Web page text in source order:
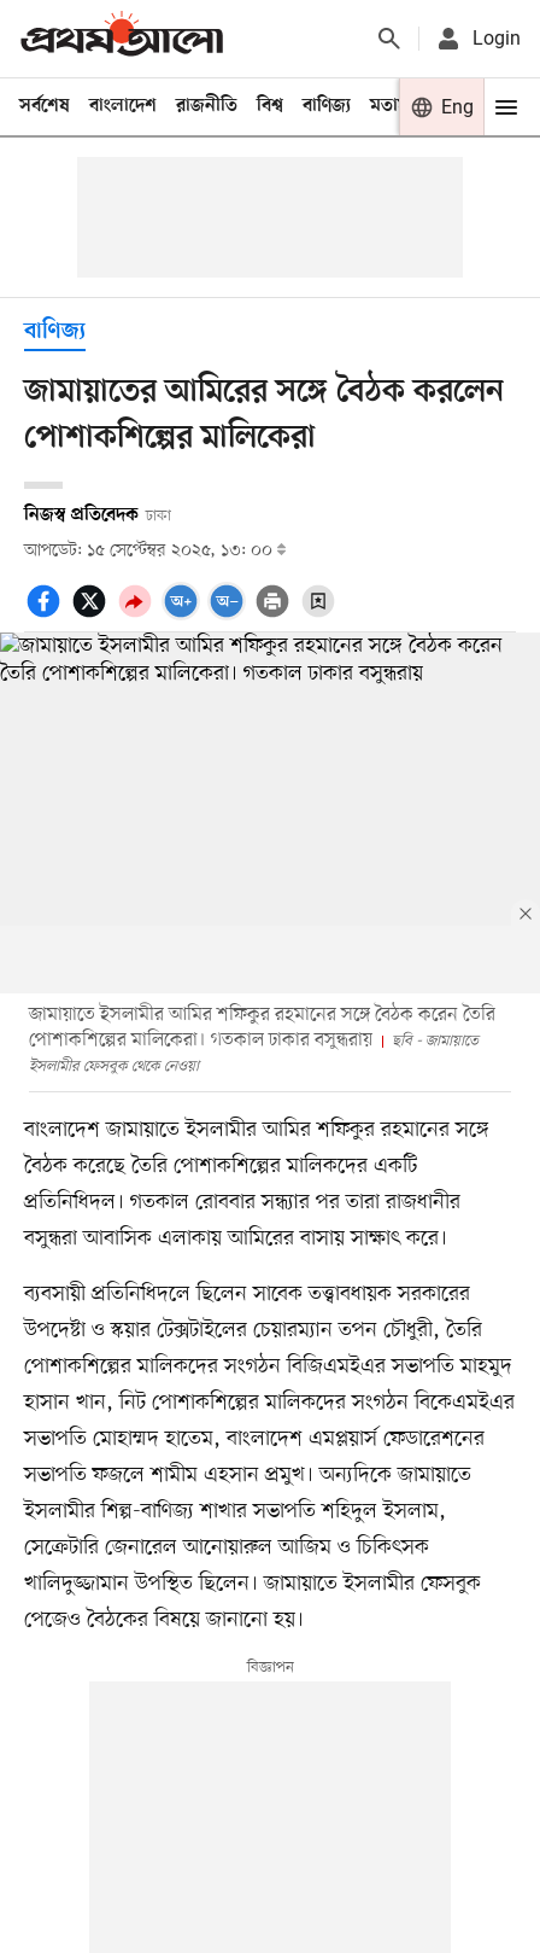
Login
সর্বশেষ বাংলাদেশ রাজনীতি বিশ্ব বাণিজ্য মতামত খেলা
Eng
বাণিজ্য
জামায়াতের আমিরের সঙ্গে বৈঠক করলেন
পোশাকশিল্পের মালিকেরা
নিজস্ব প্রতিবেদক ঢাকা
আপডেট: ১৫ সেপ্টেম্বর ২০২৫, ১৩: ০০
জামায়াতে ইসলামীর আমির শফিকুর রহমানের সঙ্গে বৈঠক করেন তৈরি
পোশাকশিল্পের মালিকেরা। গতকাল ঢাকার বসুন্ধরায়
ছবি - জামায়াতে
ইসলামীর ফেসবুক থেকে নেওয়া
বাংলাদেশ জামায়াতে ইসলামীর আমির শফিকুর রহমানের সঙ্গে
বৈঠক করেছে তৈরি পোশাকশিল্পের মালিকদের একটি
প্রতিনিধিদল। গতকাল রোববার সন্ধ্যার পর তারা রাজধানীর
বসুন্ধরা আবাসিক এলাকায় আমিরের বাসায় সাক্ষাৎ করে।
ব্যবসায়ী প্রতিনিধিদলে ছিলেন সাবেক তত্ত্বাবধায়ক সরকারের
উপদেষ্টা ও স্কয়ার টেক্সটাইলের চেয়ারম্যান তপন চৌধুরী, তৈরি
পোশাকশিল্পের মালিকদের সংগঠন বিজিএমইএর সভাপতি মাহমুদ
হাসান খান, নিট পোশাকশিল্পের মালিকদের সংগঠন বিকেএমইএর
সভাপতি মোহাম্মদ হাতেম, বাংলাদেশ এমপ্লয়ার্স ফেডারেশনের
সভাপতি ফজলে শামীম এহসান প্রমুখ। অন্যদিকে জামায়াতে
ইসলামীর শিল্প-বাণিজ্য শাখার সভাপতি শহিদুল ইসলাম,
সেক্রেটারি জেনারেল আনোয়ারুল আজিম ও চিকিৎসক
খালিদুজ্জামান উপস্থিত ছিলেন। জামায়াতে ইসলামীর ফেসবুক
পেজেও বৈঠকের বিষয়ে জানানো হয়।